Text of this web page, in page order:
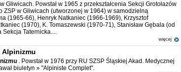
w Gliwicach. Powstał w 1965 z przekształcenia Sekcji Grotołazów
ZSP w Gliwicach (utworzonej w 1964) w samodzielną
(1965-66), Henryk Natkaniec (1966-1969), Krzysztof
(1970), K. Tomaszewski (1970-71), Stanisław Gębala (od
Sekcja Taternicka....
więcej
. Powstał w 1976 przy RU SZSP Śląskiej Akad. Medycznej
biuletyn » "Alpiniste Complet".